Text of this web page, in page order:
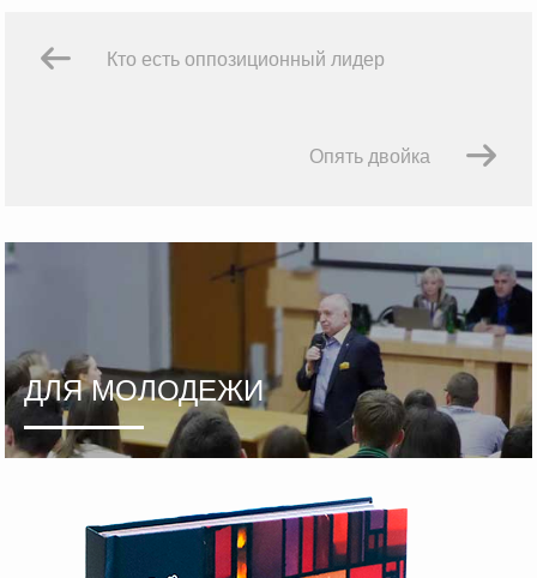
Кто есть оппозиционный лидер
Опять двойка
ДЛЯ МОЛОДЕЖИ